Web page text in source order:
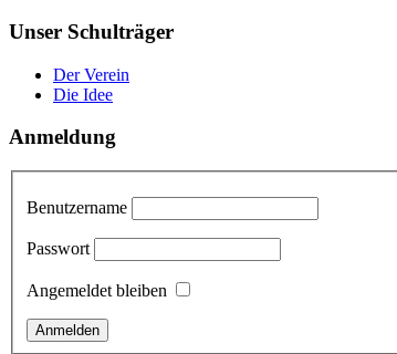
Unser Schulträger
Der Verein
Die Idee
Anmeldung
Benutzername
Passwort
Angemeldet bleiben